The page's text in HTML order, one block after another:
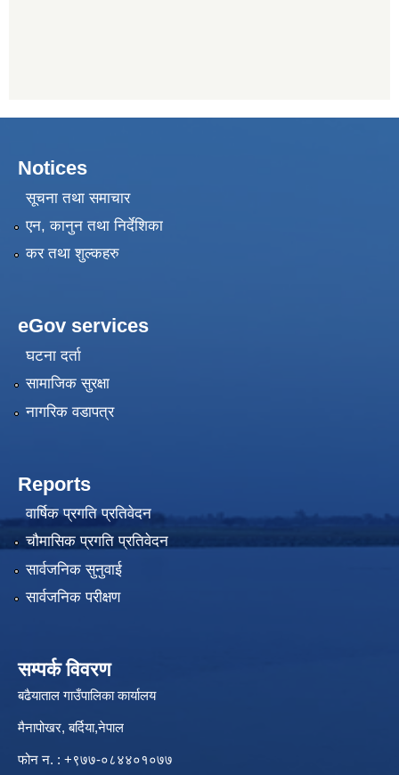
Notices
सूचना तथा समाचार
एन, कानुन तथा निर्देशिका
कर तथा शुल्कहरु
eGov services
घटना दर्ता
सामाजिक सुरक्षा
नागरिक वडापत्र
Reports
वार्षिक प्रगति प्रतिवेदन
चौमासिक प्रगति प्रतिवेदन
सार्वजनिक सुनुवाई
सार्वजनिक परीक्षण
सम्पर्क विवरण
बढैयाताल गाउँपालिका कार्यालय
मैनापोखर, बर्दिया,नेपाल
फोन न. : +९७७-०८४४०१०७७